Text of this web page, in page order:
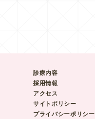
診療内容
採用情報
アクセス
サイトポリシー
プライバシーポリシー